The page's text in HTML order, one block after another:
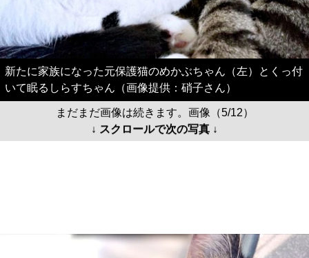
新たに家族になった元保護猫のめかぶちゃん（左）とくっ付
いて眠るしらすちゃん（画像提供：硝子さん）
まだまだ画像は続きます。画像（5/12）
↓ スクロールで次の写真 ↓